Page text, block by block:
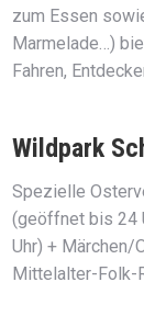
zum Essen
Marmelade…)
Fahren,
Wildpark
Spezielle
(geöffnet bis 24
Uhr) + Märchen/
Mittelalter-Folk-